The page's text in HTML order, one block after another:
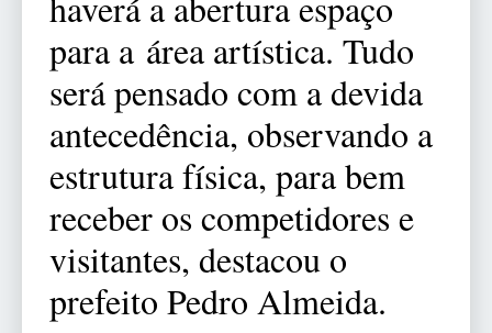
para a área artística. Tudo
será pensado com a devida
antecedência, observando a
estrutura física, para bem
receber os competidores e
visitantes, destacou o
prefeito Pedro Almeida.